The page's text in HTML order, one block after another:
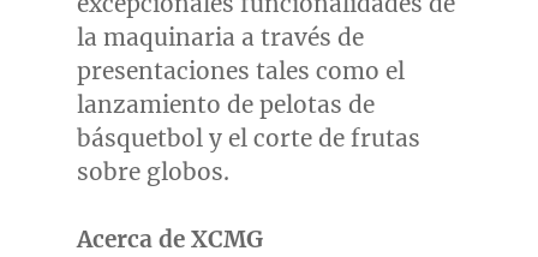
la maquinaria a través de
presentaciones tales como el
lanzamiento de pelotas de
básquetbol y el corte de frutas
sobre globos.
Acerca de XCMG